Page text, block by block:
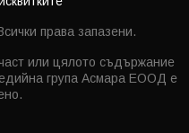
права запазени.
или цялото съдържание
група Асмара ЕООД е